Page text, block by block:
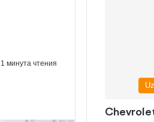
1 минута чтения